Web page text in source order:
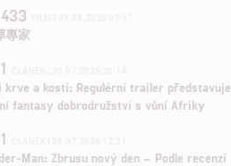
專家
krve a kostí: Regulérní trailer představuje
fantasy dobrodružství s vůní Afriky
Man: Zbrusu nový den – Podle recenzí